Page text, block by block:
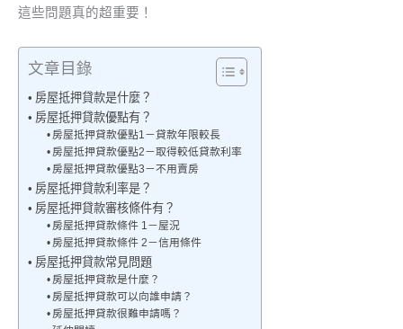
這些問題真的超重要！
文章目錄
房屋抵押貸款是什麼？
房屋抵押貸款優點有？
房屋抵押貸款優點1－貸款年限較長
房屋抵押貸款優點2－取得較低貸款利率
房屋抵押貸款優點3－不用賣房
房屋抵押貸款利率是？
房屋抵押貸款審核條件有？
房屋抵押貸款條件 1－屋況
房屋抵押貸款條件 2－信用條件
房屋抵押貸款常見問題
房屋抵押貸款是什麼？
房屋抵押貸款可以向誰申請？
房屋抵押貸款很難申請嗎？